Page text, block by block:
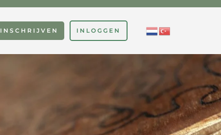
INSCHRIJVEN INLOGGEN